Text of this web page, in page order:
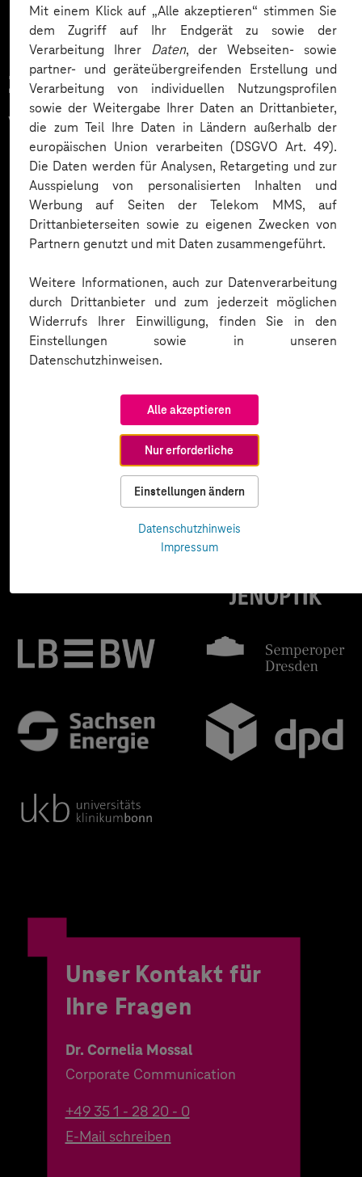
Mit einem Klick auf „Alle akzeptieren“ stimmen Sie
dem Zugriff auf Ihr Endgerät zu sowie der
Verarbeitung Ihrer Daten, der Webseiten- sowie
partner- und geräteübergreifenden Erstellung und
Verarbeitung von individuellen Nutzungsprofilen
sowie der Weitergabe Ihrer Daten an Drittanbieter,
die zum Teil Ihre Daten in Ländern außerhalb der
europäischen Union verarbeiten (DSGVO Art. 49).
Die Daten werden für Analysen, Retargeting und zur
Ausspielung von personalisierten Inhalten und
Werbung auf Seiten der Telekom MMS, auf
Drittanbieterseiten sowie zu eigenen Zwecken von
Partnern genutzt und mit Daten zusammengeführt.
Weitere Informationen, auch zur Datenverarbeitung
durch Drittanbieter und zum jederzeit möglichen
Widerrufs Ihrer Einwilligung, finden Sie in den
Einstellungen sowie in unseren
Datenschutzhinweisen.
Alle akzeptieren
Nur erforderliche
Einstellungen ändern
Datenschutzhinweis
Impressum
Zahlreiche Unternehmen
vertrauen auf unsere
Expertise. Hier eine Auswahl:
Unser Kontakt für
Ihre Fragen
Dr. Cornelia Mossal
Corporate Communication
+49 35 1 - 28 20 - 0
E-Mail schreiben